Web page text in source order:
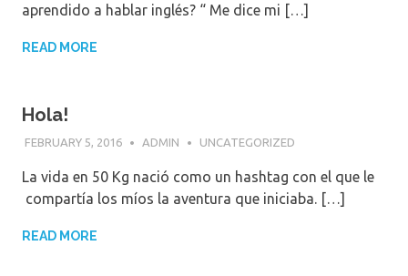
aprendido a hablar inglés? “ Me dice mi […]
READ MORE
Hola!
FEBRUARY 5, 2016 ADMIN UNCATEGORIZED
La vida en 50 Kg nació como un hashtag con el que le
compartía los míos la aventura que iniciaba. […]
READ MORE